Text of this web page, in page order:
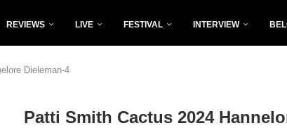
REVIEWS LIVE FESTIVAL INTERVIEW
Dieleman-4
Patti Smith Cactus 2024